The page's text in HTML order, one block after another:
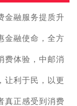
金融服务提质升
金融使命，全方
费体验，中邮消
让利于民，以更
真正感受到消费